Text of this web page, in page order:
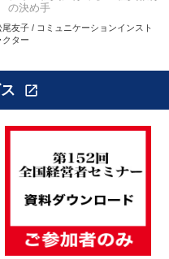
の決め手
尾友子 / コミュニケーションインスト
クター
open_in_new